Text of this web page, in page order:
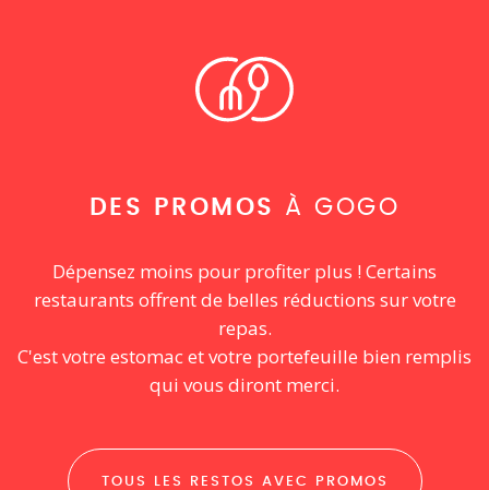
DES PROMOS À GOGO
Dépensez moins pour profiter plus ! Certains
restaurants offrent de belles réductions sur votre
repas.
C'est votre estomac et votre portefeuille bien remplis
qui vous diront merci.
TOUS LES RESTOS AVEC PROMOS